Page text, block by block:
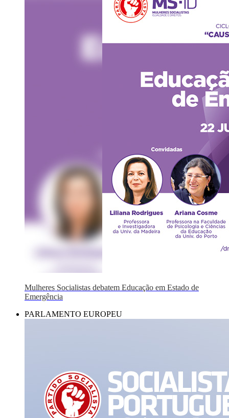
Mulheres Socialistas debatem Educação em Estado de
Emergência
PARLAMENTO EUROPEU